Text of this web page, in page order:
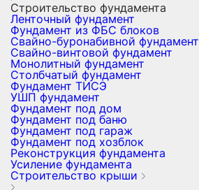
Строительство фундамента
Ленточный фундамент
Фундамент из ФБС блоков
Свайно-буронабивной фундамент
Свайно-винтовой фундамент
Монолитный фундамент
Столбчатый фундамент
Фундамент ТИСЭ
УШП фундамент
Фундамент под дом
Фундамент под баню
Фундамент под гараж
Фундамент под хозблок
Реконструкция фундамента
Усиление фундамента
Строительство крыши